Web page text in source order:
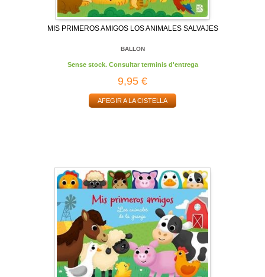
MIS PRIMEROS AMIGOS LOS ANIMALES SALVAJES
BALLON
Sense stock. Consultar terminis d'entrega
9,95 €
AFEGIR A LA CISTELLA